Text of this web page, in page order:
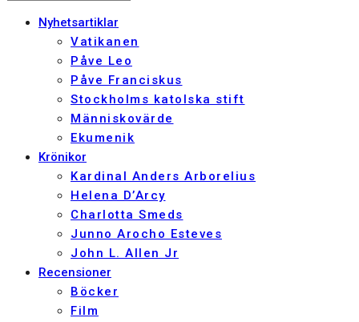
Nyhetsartiklar
Vatikanen
Påve Leo
Påve Franciskus
Stockholms katolska stift
Människovärde
Ekumenik
Krönikor
Kardinal Anders Arborelius
Helena D’Arcy
Charlotta Smeds
Junno Arocho Esteves
John L. Allen Jr
Recensioner
Böcker
Film